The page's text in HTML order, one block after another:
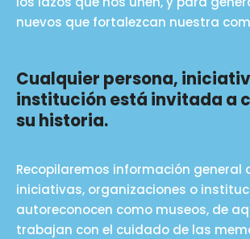
nuevos que fortalezcan nuestra
Cualquier persona,
institución está invitada a
su historia.
Recopilaremos información general
iniciativas, organizaciones o
autoreconocen como museos, de
trabajan con el cuidado de las